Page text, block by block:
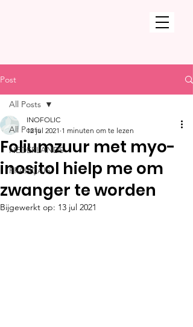
Post
All Posts
NEDERLANDS
FRANÇAIS
All Posts
Foliumzuur met myo-
inositol hielp me om
zwanger te worden
INOFOLIC
12 jul 2021 1 minuten om te lezen
Bijgewerkt op: 13 jul 2021